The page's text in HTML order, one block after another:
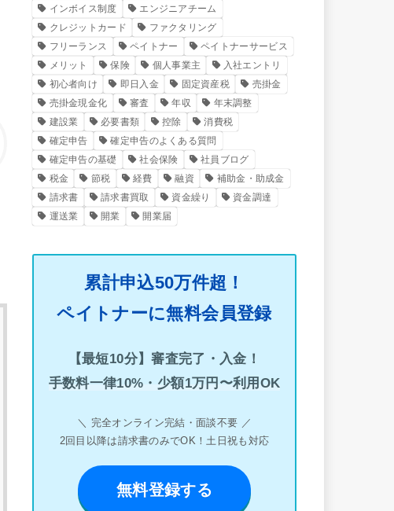
インボイス制度
エンジニアチーム
クレジットカード
ファクタリング
フリーランス
ペイトナー
ペイトナーサービス
メリット
保険 個人事業主
入社エントリ
初心者向け
即日入金 固定資産税
売掛金
売掛金現金化
審査 年収
年末調整
建設業
必要書類 控除
消費税
確定申告
確定申告のよくある質問
確定申告の基礎
社会保険
社員ブログ
税金
節税 経費 融資
補助金・助成金
請求書
請求書買取 資金繰り
資金調達
運送業
開業 開業届
累計申込50万件超！
ペイトナーに無料会員登録
【最短10分】審査完了・入金！
手数料一律10%・少額1万円〜利用OK
＼ 完全オンライン完結・面談不要 ／
2回目以降は請求書のみでOK！土日祝も対応
無料登録する